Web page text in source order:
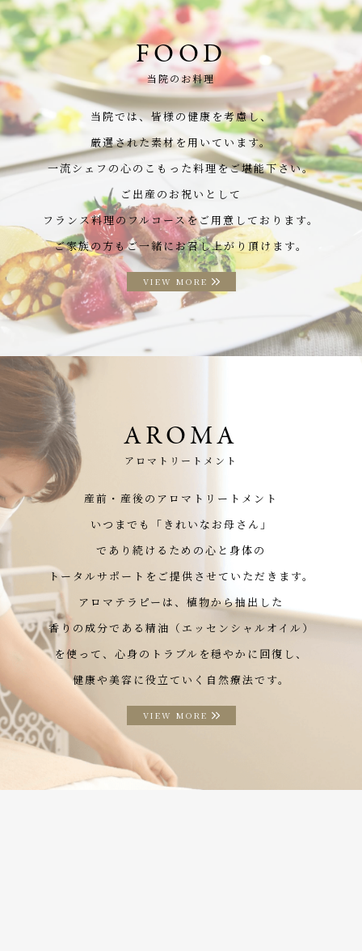
FOOD
当院のお料理
当院では、皆様の健康を考慮し、
厳選された素材を用いています。
一流シェフの心のこもった料理をご堪能下さい。
ご出産のお祝いとして
フランス料理のフルコースをご用意しております。
ご家族の方もご一緒にお召し上がり頂けます。
VIEW MORE
AROMA
アロマトリートメント
産前・産後のアロマトリートメント
いつまでも「きれいなお母さん」
であり続けるための心と身体の
トータルサポートをご提供させていただきます。
アロマテラピーは、植物から抽出した
香りの成分である精油（エッセンシャルオイル）
を使って、心身のトラブルを穏やかに回復し、
健康や美容に役立ていく自然療法です。
VIEW MORE